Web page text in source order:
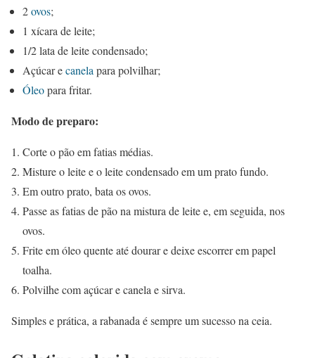
2ovos;
1 xícara de leite;
1/2 lata de leite condensado;
Açúcar ecanelapara polvilhar;
Óleopara fritar.
Modo de preparo:
Corte o pão em fatias médias.
Misture o leite e o leite condensado em um prato fundo.
Em outro prato, bata os ovos.
Passe as fatias de pão na mistura de leite e, em seguida, nos
ovos.
Frite em óleo quente até dourar e deixe escorrer em papel
toalha.
Polvilhe com açúcar e canela e sirva.
Simples e prática, a rabanada é sempre um sucesso na ceia.